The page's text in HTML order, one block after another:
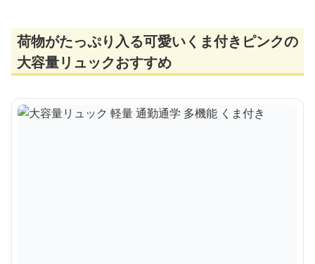
荷物がたっぷり入る可愛いくま付きピンクの
大容量リュックおすすめ